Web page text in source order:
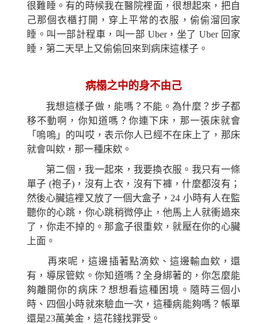
很難睡。有的時候我在醫院裡面，很想起來，把自
己那個衣櫃打開，穿上平常的衣服，偷偷溜回家
睡。叫一部計程車，叫一部 Uber， 坐了 Uber 回家
睡，第二天早上又偷偷回來到病床這樣子。
病榻之中的身不由己
我想這樣子做，能嗎？不能。為什麼？步子都
移不動啊，你知道嗎？你連下床，那一張床就會
「嗚嗚」的叫哎，表示你人已經不在床上了，那床
就會叫欸，那一種床欸。
第二個，我一起來，我要換衣服。我只有一條
單子(袍子) ，沒有上衣，沒有下褲，什麼都沒有；
然後心臟這裡又放了一個大盒子，24 小時有人在監
聽你的心跳，你心跳稍微停止， 他馬上人就衝過來
了，你走不掉的。 那盒子很重欸，就壓在你的心臟
上面。
再來呢，這邊插著點滴欸、這邊輸血欸，還
有，導尿管欸。你知道嗎？全身綁著的，你怎麼能
夠離開你的病床？想想看這種困境。隨時三個小
時、四個小時就來驗血一次，這種病能夠嗎？帳單
還是23萬美金， 這花錢找罪受。